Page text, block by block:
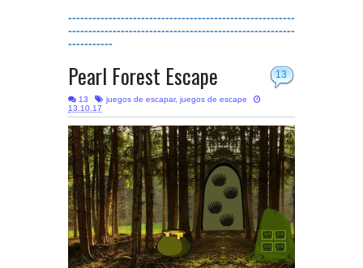
--------------------------------------------------------
--------------------------------------------------------
-----------
13
Pearl Forest Escape
13 juegos de escapar, juegos de escape
13.10.17